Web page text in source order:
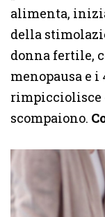
alimenta,
della
donna fertile,
menopausa e
rimpicciolisce
scompaiono.